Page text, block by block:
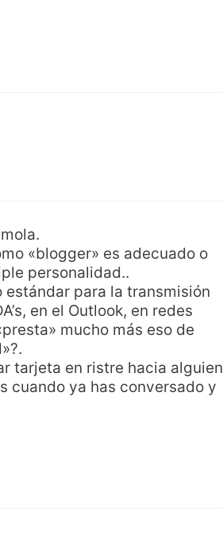
«blogger» es adecuado o
personalidad..
estándar para la transmisión
en el Outlook, en redes
mucho más eso de
tarjeta en ristre hacia alguien
cuando ya has conversado y